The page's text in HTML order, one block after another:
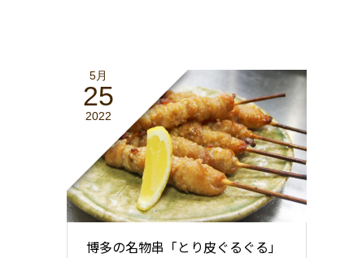
5月
25
2022
博多の名物串「とり皮ぐるぐる」